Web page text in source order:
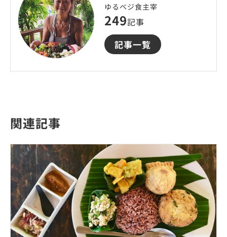
ゆるベジ食主宰
249記事
記事一覧
関連記事